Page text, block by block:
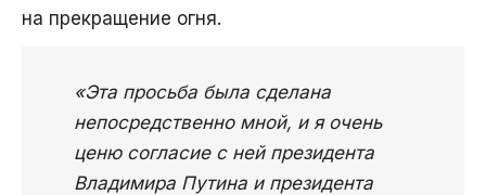
на прекращение огня.
«Эта просьба была сделана
непосредственно мной, и я очень
ценю согласие с ней президента
Владимира Путина и президента